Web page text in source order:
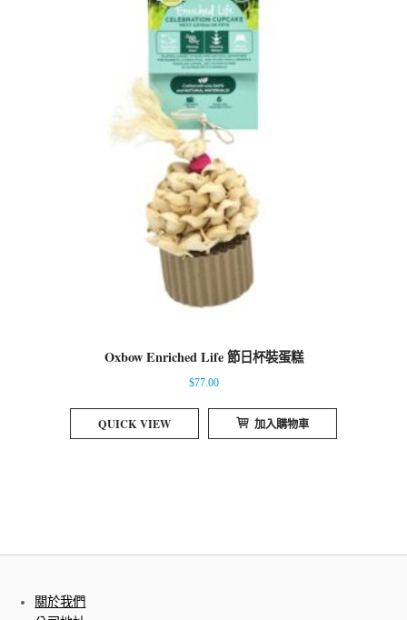
Oxbow Enriched Life 節日杯裝蛋糕
$77.00
QUICK VIEW 加入購物車
關於我們